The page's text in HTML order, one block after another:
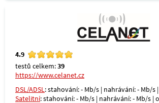
4.9
testů celkem:39
https://www.celanet.cz
DSL/ADSL: stahování: - Mb/s | nahrávání: - Mb/s
Satelitní: stahování: - Mb/s | nahrávání: - Mb/s |